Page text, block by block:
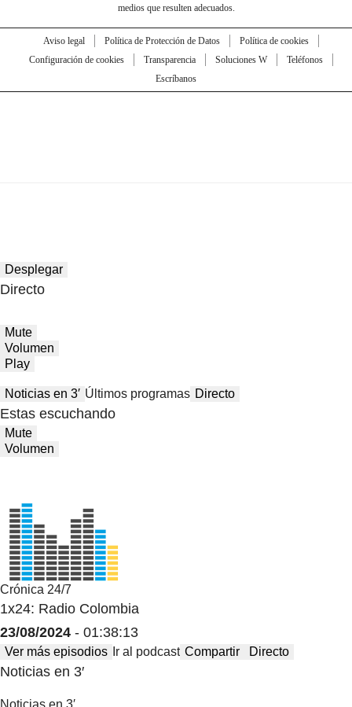
medios que resulten adecuados.
Aviso legal Política de Protección de Datos
Política de cookies
Configuración de cookies
Transparencia Soluciones W
Teléfonos
Escríbanos
Desplegar
Directo
Mute
Volumen
Play
Noticias en 3′ Últimos programas Directo
Estas escuchando
Mute
Volumen
Crónica 24/7
1x24: Radio Colombia
23/08/2024 - 01:38:13
Ver más episodios Ir al podcast Compartir Directo
Noticias en 3′
Noticias en 3′